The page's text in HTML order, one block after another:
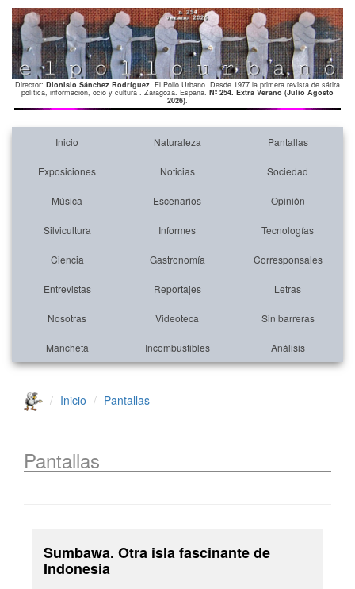
Director: Dionisio Sánchez Rodríguez. El Pollo Urbano. Desde 1977 la primera revista de sátira
política, información, ocio y cultura . Zaragoza. España. Nº 254. Extra Verano (Julio Agosto
2026).
Inicio Naturaleza Pantallas
Exposiciones Noticias Sociedad
Música Escenarios Opinión
Silvicultura Informes Tecnologías
Ciencia Gastronomía Corresponsales
Entrevistas Reportajes Letras
Nosotras Videoteca Sin barreras
Mancheta Incombustibles Análisis
Inicio Pantallas
Pantallas
Sumbawa. Otra isla fascinante de
Indonesia